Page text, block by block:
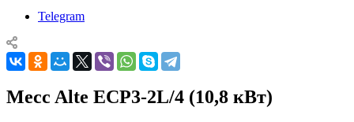
Telegram
Mecc Alte ECP3-2L/4 (10,8 кВт)